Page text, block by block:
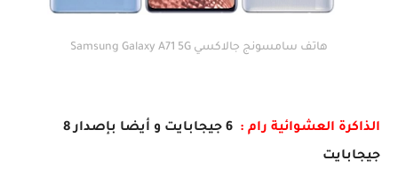
هاتف سامسونج جالاكسي Samsung Galaxy A71 5G
الذاكرة العشوائية رام :
6 جيجابايت و أيضا بإصدار 8
جيجابايت